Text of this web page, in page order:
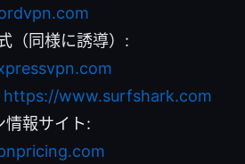
（同様に誘導）:
https://www.surfshark.com
情報サイト: